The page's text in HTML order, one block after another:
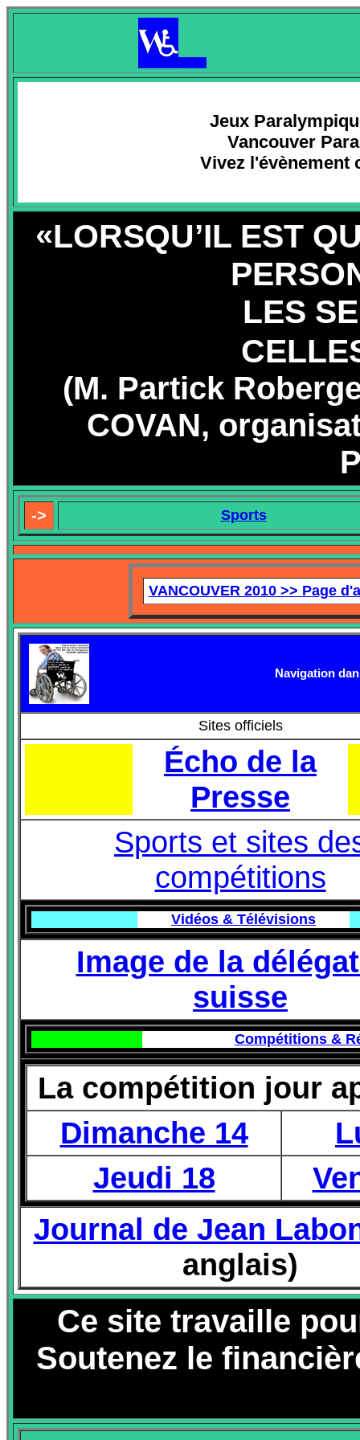
Jeux
Vancouver
Vivez l'évènement
«LORSQU’IL EST
LES SEULES
(M. Partick
COVAN,
-> Sports
VANCOUVER 2010 >> Page
Navigation
Sites officiels
Écho de la
Presse
Sports et sites
compétitions
Vidéos & Télévisions
Image de la
suisse
Compétitions &
La compétition jour
Dimanche 14
Jeudi 18
Journal de Jean
anglais)
Ce site travaille
Soutenez le